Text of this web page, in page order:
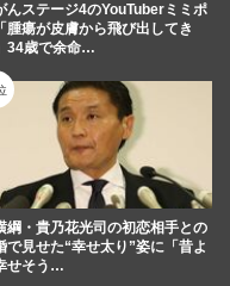
んステージ4のYouTuberミミポ
腫瘍が皮膚から飛び出してき
34歳で余命…
綱・貴乃花光司の初恋相手との
で見せた“幸せ太り”姿に「昔よ
せそう…